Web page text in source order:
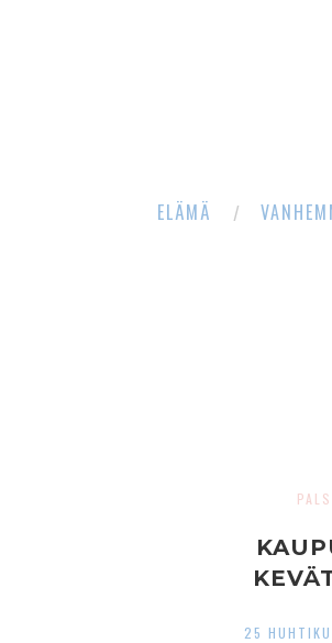
ELÄMÄ
25